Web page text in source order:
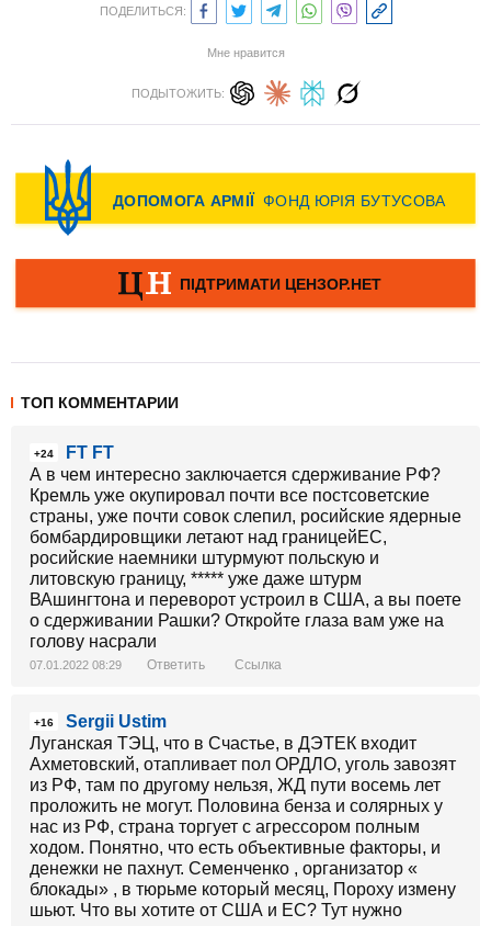
ПОДЕЛИТЬСЯ:
Мне нравится
ПОДЫТОЖИТЬ:
ТОП КОММЕНТАРИИ
+24
FT FT
А в чем интересно заключается сдерживание РФ?
Кремль уже окупировал почти все постсоветские
страны, уже почти совок слепил, росийские ядерные
бомбардировщики летают над границейЕС,
росийские наемники штурмуют польскую и
литовскую границу, ***** уже даже штурм
ВАшингтона и переворот устроил в США, а вы поете
о сдерживании Рашки? Откройте глаза вам уже на
голову насрали
07.01.2022 08:29 Ответить Ссылка
+16
Sergii Ustim
Луганская ТЭЦ, что в Счастье, в ДЭТЕК входит
Ахметовский, отапливает пол ОРДЛО, уголь завозят
из РФ, там по другому нельзя, ЖД пути восемь лет
проложить не могут. Половина бенза и солярных у
нас из РФ, страна торгует с агрессором полным
ходом. Понятно, что есть объективные факторы, и
денежки не пахнут. Семенченко , организатор «
блокады» , в тюрьме который месяц, Пороху измену
шьют. Что вы хотите от США и ЕС? Тут нужно